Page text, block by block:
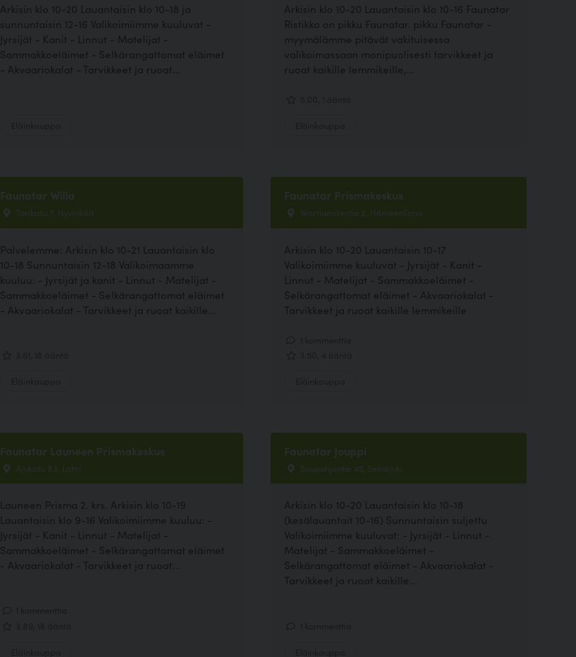
Arkisin klo 10-20 Lauantaisin klo 10-18 ja
sunnuntaisin 12-16 Valikoimiimme kuuluvat -
Jyrsijät - Kanit - Linnut - Matelijat -
Sammakkoeläimet - Selkärangattomat eläimet
- Akvaariokalat - Tarvikkeet ja ruoat...
Arkisin klo 10-20 Lauantaisin klo 10-16 Faunatar
Ristikko on pikku Faunatar. pikku Faunatar -
myymälämme pitävät vakituisessa
valikoimassaan monipuolisesti tarvikkeet ja
ruoat kaikille lemmikeille,...
Faunatar Willa
Torikatu 7, Hyvinkää
Palvelemme: Arkisin klo 10-21 Lauantaisin klo
10-18 Sunnuntaisin 12-18 Valikoimaamme
kuuluu: - Jyrsijät ja kanit - Linnut - Matelijat -
Sammakkoeläimet - Selkärangattomat eläimet
- Akvaariokalat - Tarvikkeet ja ruoat kaikille...
Faunatar Prismakeskus
Wartiamäentie 2, Hämeenlinna
Arkisin klo 10-20 Lauantaisin 10-17
Valikoimiimme kuuluvat - Jyrsijät - Kanit -
Linnut - Matelijat - Sammakkoeläimet -
Selkärangattomat eläimet - Akvaariokalat -
Tarvikkeet ja ruoat kaikille lemmikeille
Faunatar Launeen Prismakeskus
Ajokatu 83, Lahti
Launeen Prisma 2. krs. Arkisin klo 10-19
Lauantaisin klo 9-16 Valikoimiimme kuuluu: -
Jyrsijät - Kanit - Linnut - Matelijat -
Sammakkoeläimet - Selkärangattomat eläimet
- Akvaariokalat - Tarvikkeet ja ruoat...
Faunatar Jouppi
Suupohjantie 45, Seinäjoki
Arkisin klo 10-20 Lauantaisin klo 10-18
(kesälauantait 10-16) Sunnuntaisin suljettu
Valikoimiimme kuuluvat: - Jyrsijät - Linnut -
Matelijat - Sammakkoeläimet -
Selkärangattomat eläimet - Akvaariokalat -
Tarvikkeet ja ruoat kaikille...